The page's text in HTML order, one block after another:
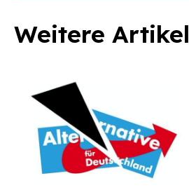
Weitere Artikel